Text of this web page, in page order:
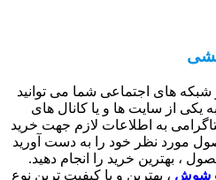
شبکه های اجتماعی شما می توانید
یکی از سایت ها و یا کانال های
به اطلاعات لازم جهت خرید
مورد نظر خود را به دست آورید
، بهترین خرید را انجام دهید.
شوش ، بهترین و با کیفیت ترین نوع